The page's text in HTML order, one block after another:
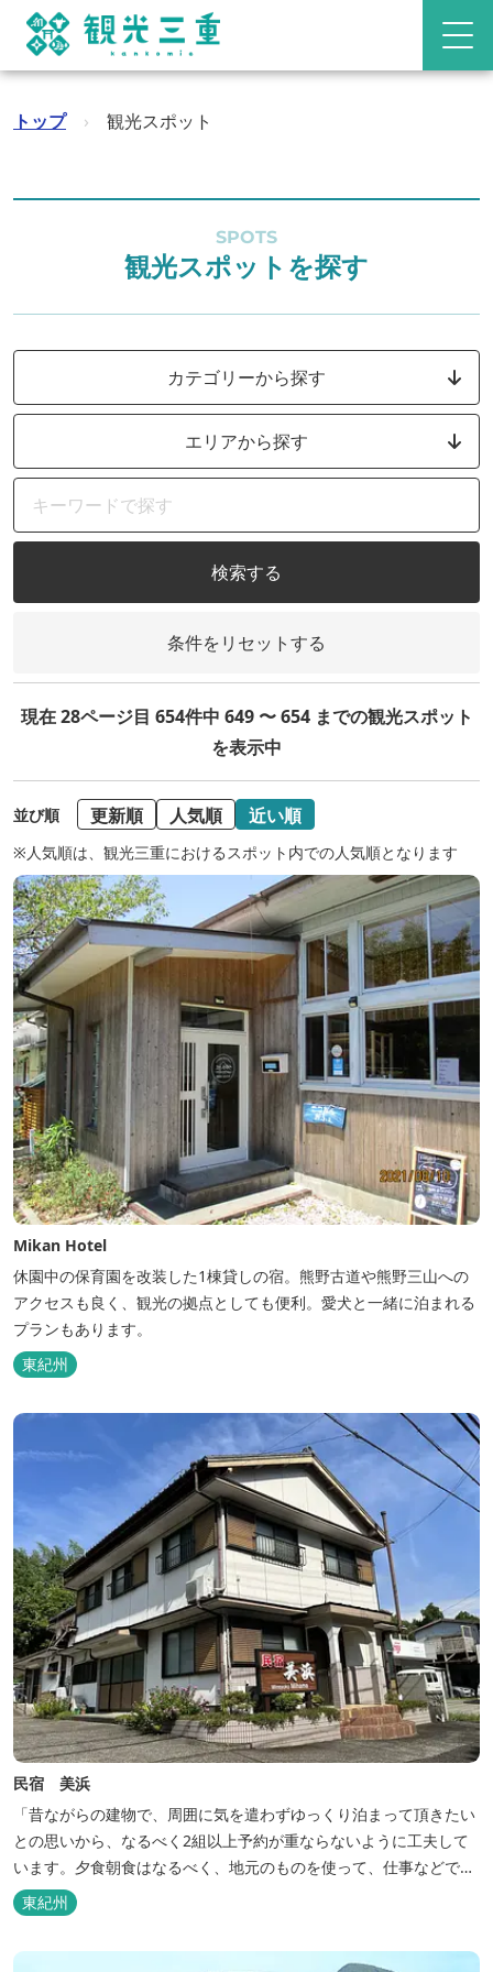
トップ › 観光スポット
SPOTS
観光スポットを探す
カテゴリーから探す
エリアから探す
検索する
条件をリセットする
現在 28ページ目 654件中 649 〜 654 までの観光スポット
を表示中
並び順 更新順 人気順 近い順
※人気順は、観光三重におけるスポット内での人気順となります
Mikan Hotel
休園中の保育園を改装した1棟貸しの宿。熊野古道や熊野三山への
アクセスも良く、観光の拠点としても便利。愛犬と一緒に泊まれる
プランもあります。
東紀州
民宿 美浜
「昔ながらの建物で、周囲に気を遣わずゆっくり泊まって頂きたい
との思いから、なるべく2組以上予約が重ならないように工夫して
います。夕食朝食はなるべく、地元のものを使って、仕事などで連
泊の方には日替わりでご用意します。」オーナー様談。もし重なっ
た場合は、ごめんなさい。
東紀州